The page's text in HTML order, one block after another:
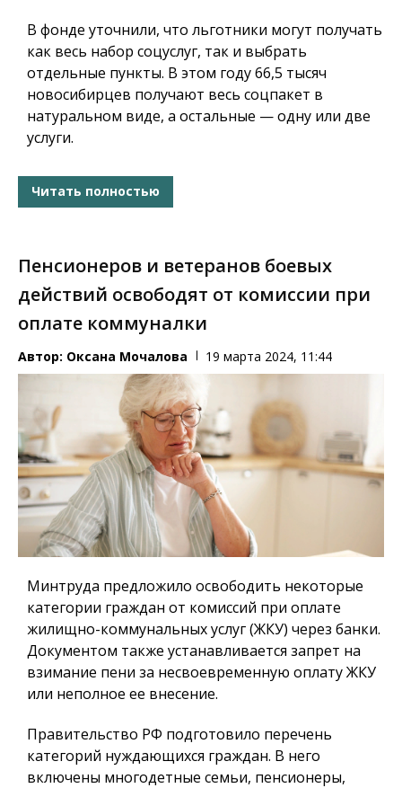
В фонде уточнили, что льготники могут получать
как весь набор соцуслуг, так и выбрать
отдельные пункты. В этом году 66,5 тысяч
новосибирцев получают весь соцпакет в
натуральном виде, а остальные — одну или две
услуги.
Читать полностью
Пенсионеров и ветеранов боевых
действий освободят от комиссии при
оплате коммуналки
Автор: Оксана Мочалова 19 марта 2024, 11:44
Минтруда предложило освободить некоторые
категории граждан от комиссий при оплате
жилищно-коммунальных услуг (ЖКУ) через банки.
Документом также устанавливается запрет на
взимание пени за несвоевременную оплату ЖКУ
или неполное ее внесение.
Правительство РФ подготовило перечень
категорий нуждающихся граждан. В него
включены многодетные семьи, пенсионеры,